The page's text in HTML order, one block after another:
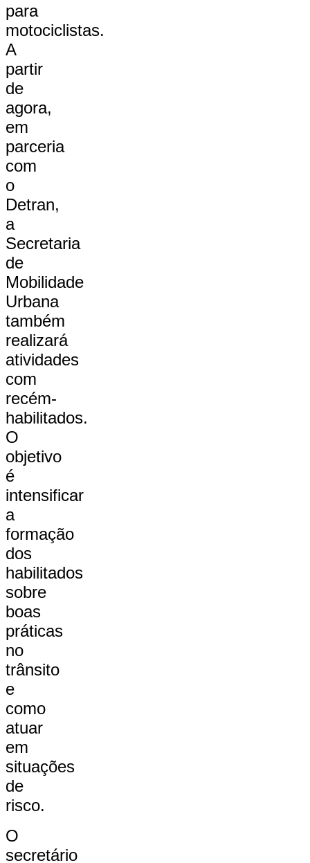
para
motociclistas.
A
partir
de
agora,
em
parceria
com
o
Detran,
a
Secretaria
de
Mobilidade
Urbana
também
realizará
atividades
com
recém-
habilitados.
O
objetivo
é
intensificar
a
formação
dos
habilitados
sobre
boas
práticas
no
trânsito
e
como
atuar
em
situações
de
risco.
O
secretário